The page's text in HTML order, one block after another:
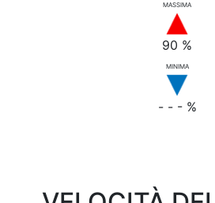
MASSIMA
90 %
MINIMA
- - - %